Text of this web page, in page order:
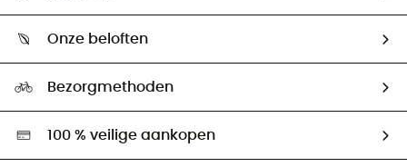
Retourzendingen & Terugbetalingen
Ambassadeurs
Onze beloften
Hardgreen
Bezorgmethoden
100 % veilige aankopen